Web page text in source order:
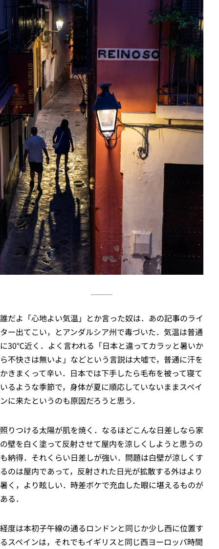
誰だよ「心地よい気温」とか言った奴は．あの記事のライ
ター出てこい，とアンダルシア州で毒づいた．気温は普通
に30℃近く．よく言われる「日本と違ってカラッと暑いか
ら不快さは無いよ」などという言説は大嘘で，普通に汗を
かきまくって辛い．日本では下手したら毛布を被って寝て
いるような季節で，身体が夏に順応していないままスペイ
ンに来たというのも原因だろうと思う．
照りつける太陽が肌を焼く．なるほどこんな日差しなら家
の壁を白く塗って反射させて屋内を涼しくしようと思うの
も納得．それくらい日差しが強い．問題は白壁が涼しくす
るのは屋内であって，反射された日光が拡散する外はより
暑く，より眩しい．時差ボケで充血した眼に堪えるものが
ある．
経度は本初子午線の通るロンドンと同じか少し西に位置す
るスペインは，それでもイギリスと同じ西ヨーロッパ時間